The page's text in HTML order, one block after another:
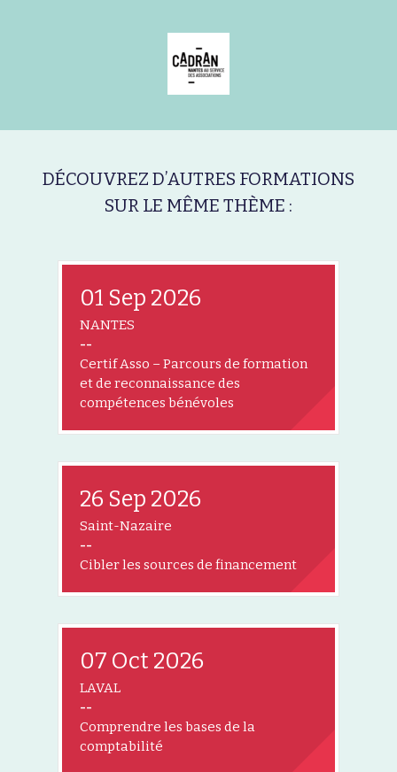
DÉCOUVREZ D’AUTRES FORMATIONS
SUR LE MÊME THÈME :
01 Sep 2026
NANTES
--
Certif Asso – Parcours de formation
et de reconnaissance des
compétences bénévoles
26 Sep 2026
Saint-Nazaire
--
Cibler les sources de financement
07 Oct 2026
LAVAL
--
Comprendre les bases de la
comptabilité